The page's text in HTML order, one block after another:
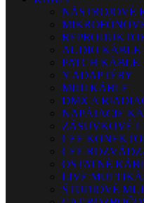
NÁSTROJOVÉ
AUDIO KÁBLE
PATCH KÁBLE
Y ADAPTÉRY
MIDI KÁBLE
DMX A
NAPÁJACIE
ZÁSUVKOVÉ
CEE
CEE
OSTATNÉ
LIVE
ŠTÚDIOVÉ